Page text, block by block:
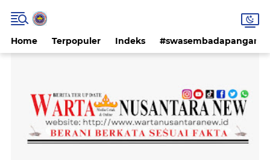
Home Terpopuler Indeks #swasembadapangan